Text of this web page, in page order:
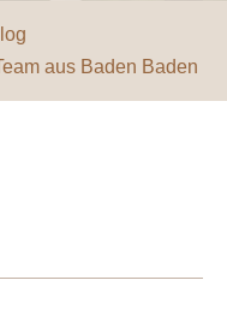
aus Baden Baden